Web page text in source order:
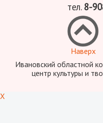
тел. 8-
Наверх
Ивановский областной
центр культуры и
X